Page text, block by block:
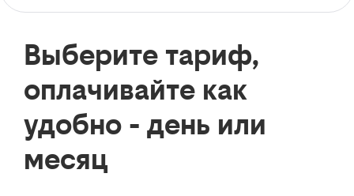
Выберите тариф,
оплачивайте как
удобно - день или
месяц